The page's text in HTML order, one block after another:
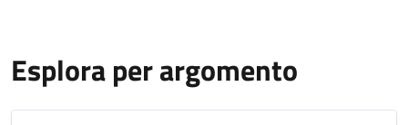
Esplora per argomento